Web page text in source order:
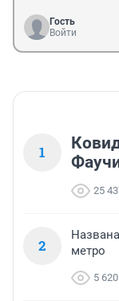
Гость
Войти
1
25
2
метро
5 620